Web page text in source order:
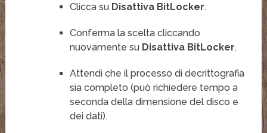
Clicca su Disattiva BitLocker.
Conferma la scelta cliccando
nuovamente su Disattiva BitLocker.
Attendi che il processo di decrittografia
sia completo (può richiedere tempo a
seconda della dimensione del disco e
dei dati).